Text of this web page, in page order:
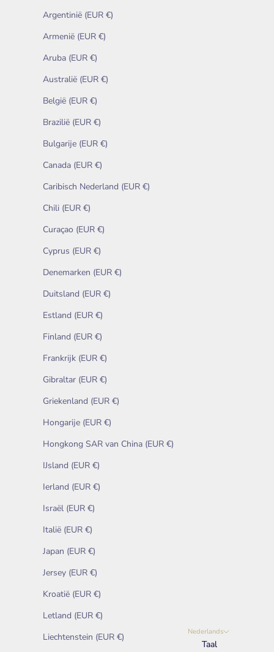
Argentinië (EUR €)
Armenië (EUR €)
Aruba (EUR €)
Australië (EUR €)
België (EUR €)
Brazilië (EUR €)
Bulgarije (EUR €)
Canada (EUR €)
Caribisch Nederland (EUR €)
Chili (EUR €)
Curaçao (EUR €)
Cyprus (EUR €)
Denemarken (EUR €)
Duitsland (EUR €)
Estland (EUR €)
Finland (EUR €)
Frankrijk (EUR €)
Gibraltar (EUR €)
Griekenland (EUR €)
Hongarije (EUR €)
Hongkong SAR van China (EUR €)
IJsland (EUR €)
Ierland (EUR €)
Israël (EUR €)
Italië (EUR €)
Japan (EUR €)
Jersey (EUR €)
Kroatië (EUR €)
Letland (EUR €)
Liechtenstein (EUR €)
Nederlands
Taal